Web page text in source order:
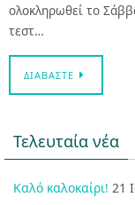
ολοκληρωθεί το
τεστ…
ΔΙΑΒΆΣΤΕ
Τελευταία νέα
Καλό καλοκαίρι! 21